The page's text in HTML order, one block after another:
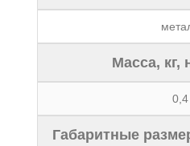
Масса, кг,
0,4
Габаритные